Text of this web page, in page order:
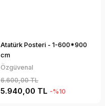
Atatürk Posteri - 1-600*900
cm
Özgüvenal
6.600,00 TL
5.940,00 TL -%10